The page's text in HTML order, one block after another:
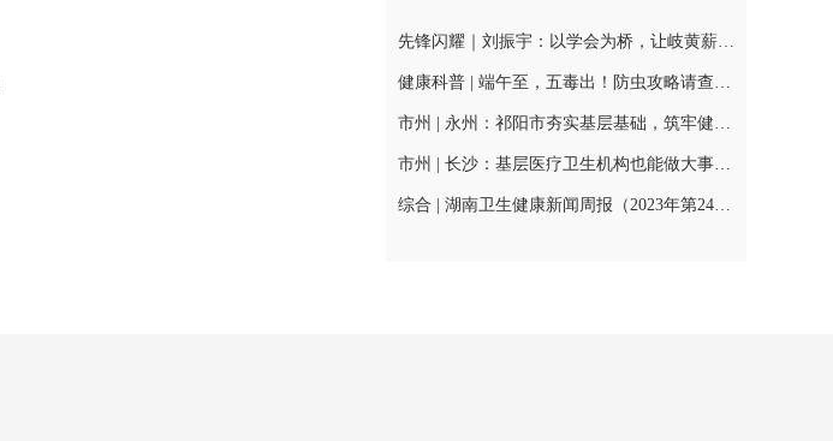
先锋闪耀｜刘振宇：以学会为桥，让岐黄薪火传遍三湘基
健康科普 | 端午至，五毒出！防虫攻略请查收！
市州 | 永州：祁阳市夯实基层基础，筑牢健康网底
市州 | 长沙：基层医疗卫生机构也能做大事——办好“家门
综合 | 湖南卫生健康新闻周报（2023年第24周总457期）